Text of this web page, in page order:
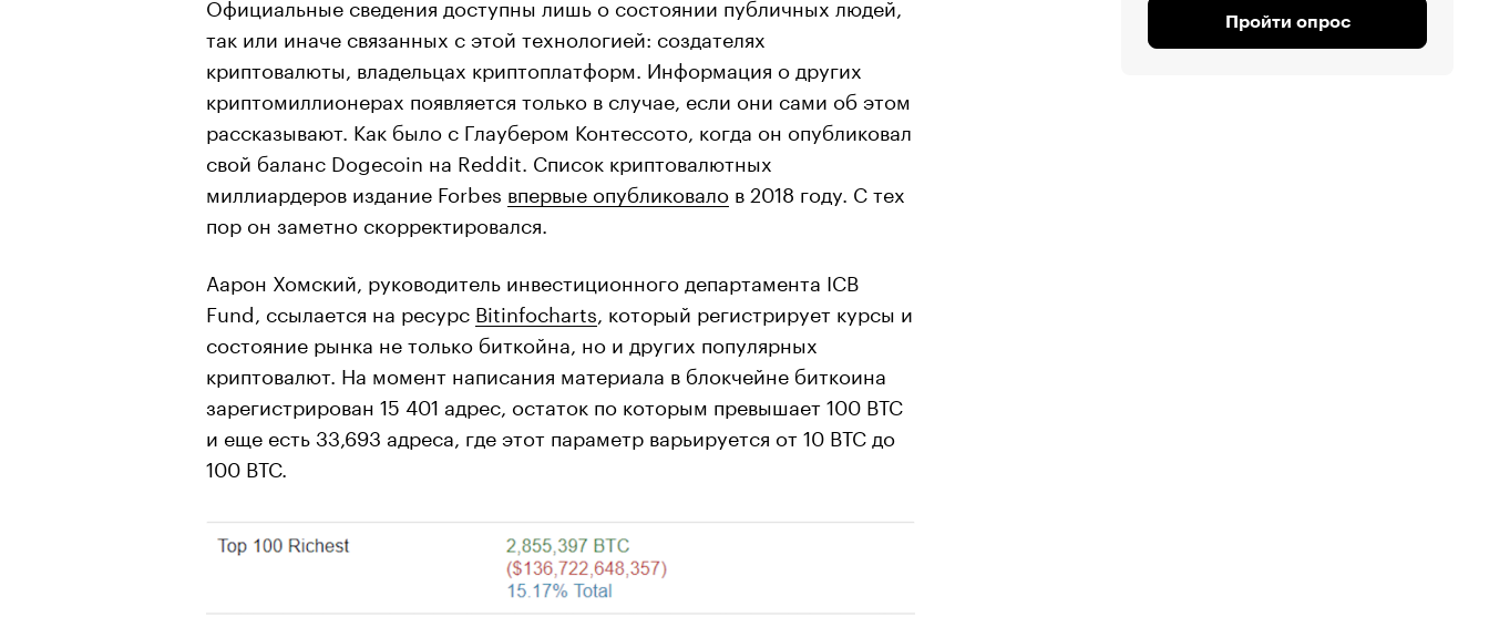
так или иначе связанных с этой технологией: создателях
криптовалюты, владельцах криптоплатформ. Информация о других
криптомиллионерах появляется только в случае, если они сами об этом
рассказывают. Как было с Глаубером Контессото, когда он опубликовал
свой баланс Dogecoin на Reddit. Список криптовалютных
миллиардеров издание Forbes впервые опубликовало в 2018 году. С тех
пор он заметно скорректировался.
Аарон Хомский, руководитель инвестиционного департамента ICB
Fund, ссылается на ресурс Bitinfocharts , который регистрирует курсы и
состояние рынка не только биткойна, но и других популярных
криптовалют. На момент написания материала в блокчейне биткоина
зарегистрирован 15 401 адрес, остаток по которым превышает 100 BTC
и еще есть 33,693 адреса, где этот параметр варьируется от 10 BTC до
100 BTC.
Пройти опрос